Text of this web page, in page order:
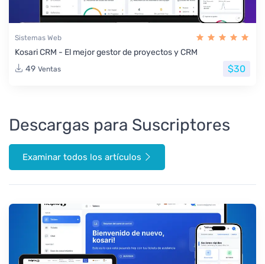
Sistemas Web
Kosari CRM - El mejor gestor de proyectos y CRM
49 Ventas $30
Descargas para Suscriptores
Examinar todos los artículos